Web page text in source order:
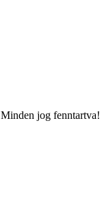
jog fenntartva!